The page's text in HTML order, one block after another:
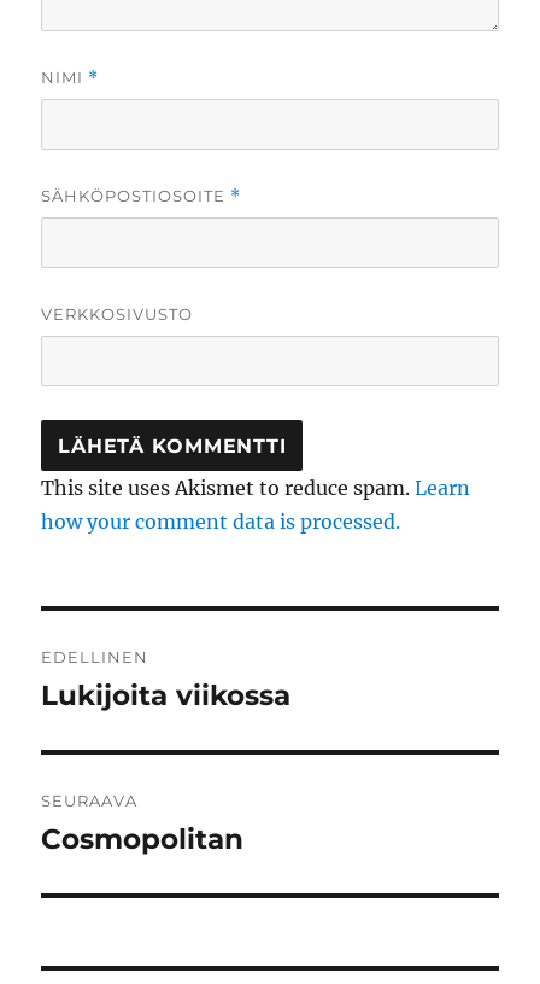
NIMI *
SÄHKÖPOSTIOSOITE *
VERKKOSIVUSTO
This site uses Akismet to reduce spam.Learn
how your comment data is processed.
selaus
EDELLINEN
Edellinen
Lukijoita viikossa
SEURAAVA
Seuraava
Cosmopolitan